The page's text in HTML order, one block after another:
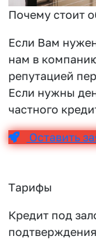
Почему стоит
Если Вам
нам в
репутацией
Если нужны
частного
Оставить
Тарифы
Кредит под